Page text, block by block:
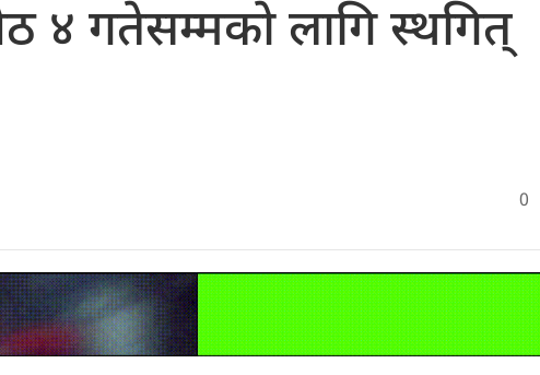
गतेसम्मको लागि स्थगित्
0